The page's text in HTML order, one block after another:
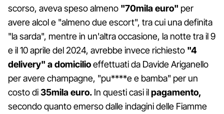
scorso, aveva speso almeno "70mila euro" per
avere alcol e "almeno due escort", tra cui una definita
"la sarda", mentre in un'altra occasione, la notte tra il 9
e il 10 aprile del 2024, avrebbe invece richiesto "4
delivery" a domicilioeffettuati da Davide Ariganello
per avere champagne, "pu****e e bamba" per un
costo di35mila euro. In questi casi ilpagamento,
secondo quanto emerso dalle indagini delle Fiamme